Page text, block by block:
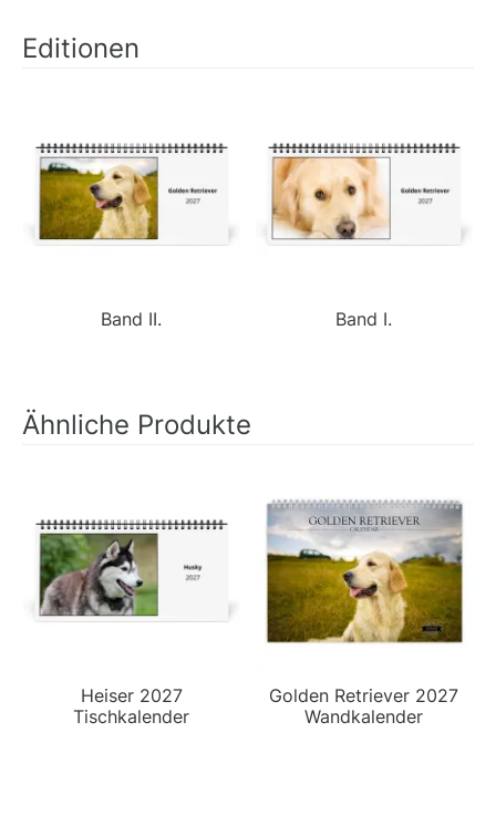
Editionen
Band II. Band I.
Ähnliche Produkte
Heiser 2027
Tischkalender
Golden Retriever 2027
Wandkalender